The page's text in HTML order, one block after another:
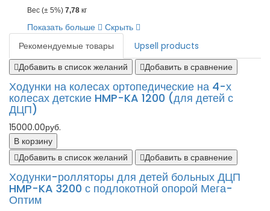
Вес (± 5%) 7,78 кг
Показать больше
Скрыть
Рекомендуемые товары
Upsell products
Добавить в список желаний
Добавить в сравнение
Ходунки на колесах ортопедические на 4-х
колесах детские HMP-KA 1200 (для детей с
ДЦП)
15000.00руб.
В корзину
Добавить в список желаний
Добавить в сравнение
Ходунки-ролляторы для детей больных ДЦП
HMP-KA 3200 с подлокотной опорой Мега-
Оптим